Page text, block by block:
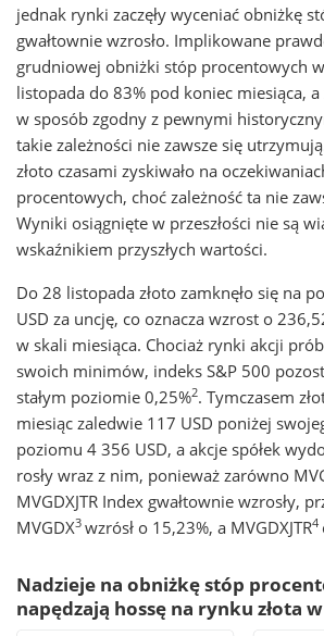
jednak rynki zaczęły wyceniać obniżkę
gwałtownie wzrosło. Implikowane
grudniowej obniżki stóp procentowych
listopada do 83% pod koniec miesiąca, a
w sposób zgodny z pewnymi
takie zależności nie zawsze się
złoto czasami zyskiwało na
procentowych, choć zależność ta nie
Wyniki osiągnięte w przeszłości nie są
wskaźnikiem przyszłych wartości.
Do 28 listopada złoto zamknęło się na
USD za uncję, co oznacza wzrost o
w skali miesiąca. Chociaż rynki akcji
swoich minimów, indeks S&P 500
stałym poziomie 0,25%2. Tymczasem
miesiąc zaledwie 117 USD poniżej
poziomu 4 356 USD, a akcje spółek
rosły wraz z nim, ponieważ zarówno
MVGDXJTR Index gwałtownie wzrosły,
MVGDX3 wzrósł o 15,23%, a MVGDXJTR4
Nadzieje na obniżkę stóp
napędzają hossę na rynku złota